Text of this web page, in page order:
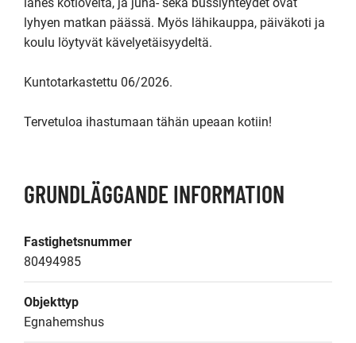
lyhyen matkan päässä. Myös lähikauppa, päiväkoti ja
koulu löytyvät kävelyetäisyydeltä.
Kuntotarkastettu 06/2026.
Tervetuloa ihastumaan tähän upeaan kotiin!
GRUNDLÄGGANDE INFORMATION
Fastighetsnummer
80494985
Objekttyp
Egnahemshus